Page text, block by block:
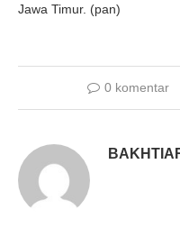
Jawa Timur. (pan)
0 komentar